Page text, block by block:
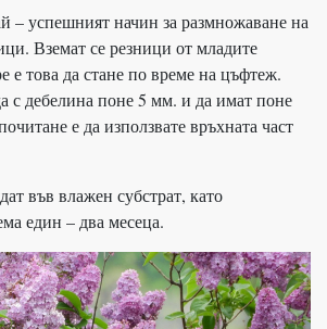
– успешният начин за размножаване на
Вземат се резници от младите
е това да стане по време на цъфтеж.
с дебелина поне 5 мм. и да имат поне
е да използвате връхната част
във влажен субстрат, като
един – два месеца.